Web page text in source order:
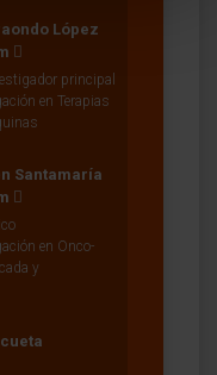
López
principal
en Terapias
Santamaría
en Onco-
y